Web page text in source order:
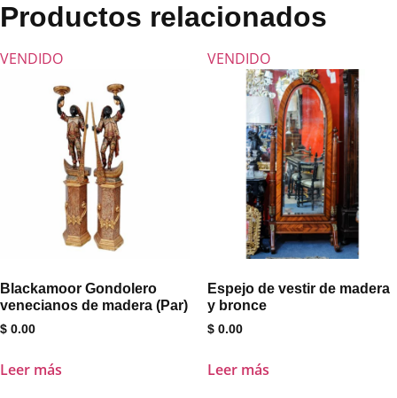
Productos relacionados
VENDIDO
Blackamoor Gondolero
venecianos de madera (Par)
$ 0.00
Leer más
VENDIDO
Espejo de vestir de madera
y bronce
$ 0.00
Leer más